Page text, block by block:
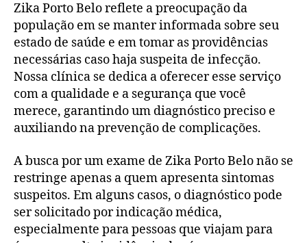
Zika Porto Belo reflete a preocupação da
população em se manter informada sobre seu
estado de saúde e em tomar as providências
necessárias caso haja suspeita de infecção.
Nossa clínica se dedica a oferecer esse serviço
com a qualidade e a segurança que você
merece, garantindo um diagnóstico preciso e
auxiliando na prevenção de complicações.
A busca por um exame de Zika Porto Belo não se
restringe apenas a quem apresenta sintomas
suspeitos. Em alguns casos, o diagnóstico pode
ser solicitado por indicação médica,
especialmente para pessoas que viajam para